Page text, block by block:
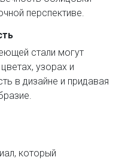
перспективе.
стали могут
узорах и
в дизайне и придавая
который